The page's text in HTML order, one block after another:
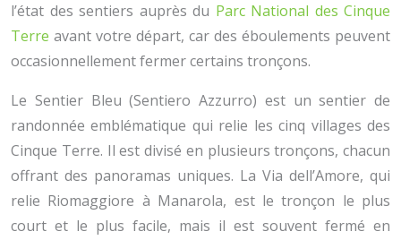
l’état des sentiers auprès du Parc National des Cinque
Terre avant votre départ, car des éboulements peuvent
occasionnellement fermer certains tronçons.
Le Sentier Bleu (Sentiero Azzurro) est un sentier de
randonnée emblématique qui relie les cinq villages des
Cinque Terre. Il est divisé en plusieurs tronçons, chacun
offrant des panoramas uniques. La Via dell’Amore, qui
relie Riomaggiore à Manarola, est le tronçon le plus
court et le plus facile, mais il est souvent fermé en